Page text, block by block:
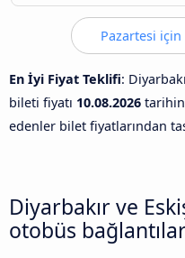
Pazartesi
En İyi Fiyat Teklifi:
bileti fiyatı 10.08.2026
edenler bilet fiyatlarından
Diyarbakır ve
otobüs